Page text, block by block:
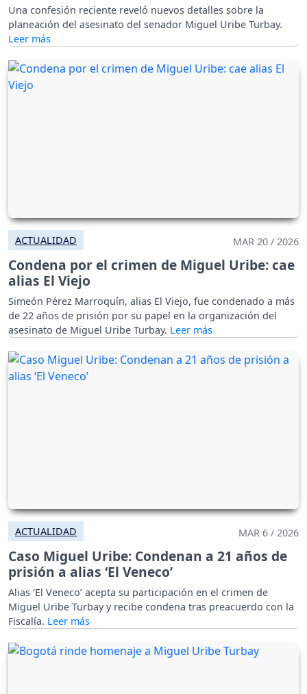
Una confesión reciente reveló nuevos detalles sobre la
planeación del asesinato del senador Miguel Uribe Turbay.
ACTUALIDAD MAR 20 / 2026
Condena por el crimen de Miguel Uribe: cae
alias El Viejo
Simeón Pérez Marroquín, alias El Viejo, fue condenado a más
de 22 años de prisión por su papel en la organización del
asesinato de Miguel Uribe Turbay.
ACTUALIDAD MAR 6 / 2026
Caso Miguel Uribe: Condenan a 21 años de
prisión a alias ‘El Veneco’
Alias ‘El Veneco’ acepta su participación en el crimen de
Miguel Uribe Turbay y recibe condena tras preacuerdo con la
Fiscalía.